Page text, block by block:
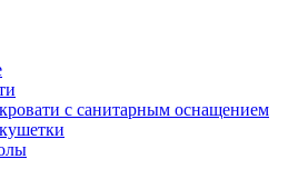
с санитарным оснащением